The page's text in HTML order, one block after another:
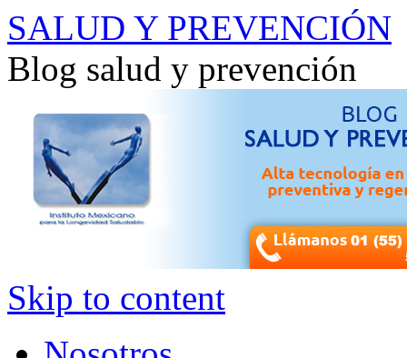
SALUD Y PREVENCIÓN
Blog salud y prevención
Skip to content